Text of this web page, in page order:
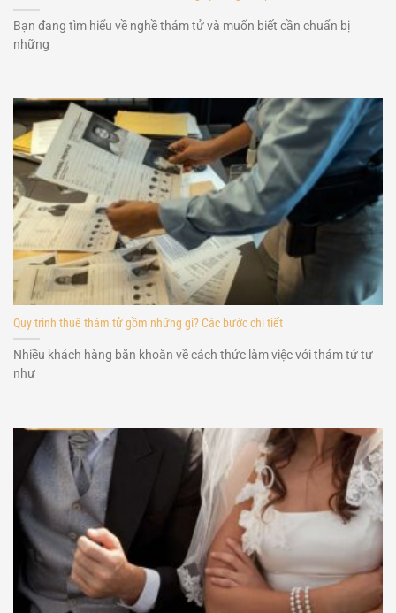
Bạn đang tìm hiểu về nghề thám tử và muốn biết cần chuẩn bị
những
Quy trình thuê thám tử gồm những gì? Các bước chi tiết
Nhiều khách hàng băn khoăn về cách thức làm việc với thám tử tư
như